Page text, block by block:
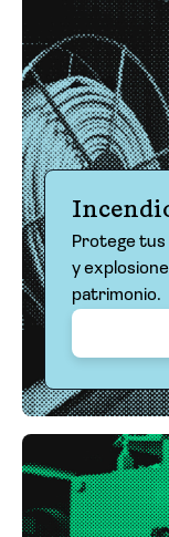
Protege tus
y
patrimonio.